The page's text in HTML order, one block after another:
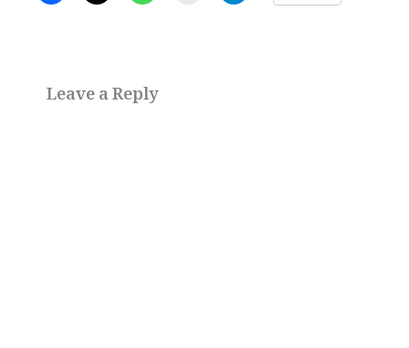
Leave a Reply